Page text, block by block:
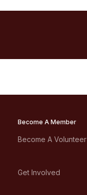
Become A Member
Become A Volunteer
Get Involved